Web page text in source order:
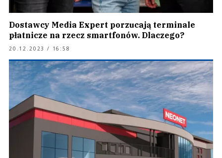
Dostawcy Media Expert porzucają terminale
płatnicze na rzecz smartfonów. Dlaczego?
20.12.2023 / 16:58